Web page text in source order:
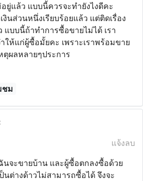
ยู่แล้ว แบบนี้ควรจะทำยังไงดีคะ
ส่วนหนึ่งเรียบร้อยแล้ว แต่ติดเรื่อง
แบบนี้ถ้าทำการซื้อขายไม่ได้ เรา
ให้แก่ผู้ซื้อมั้ยคะ เพราะเราพร้อมขาย
ผลหลายๆประการ
ชม
แจ้งลบ
จะขายบ้าน และผู้ซื้อตกลงซื้อด้วย
นต่างด้าวไม่สามารถซื้อได้ จึงจะ